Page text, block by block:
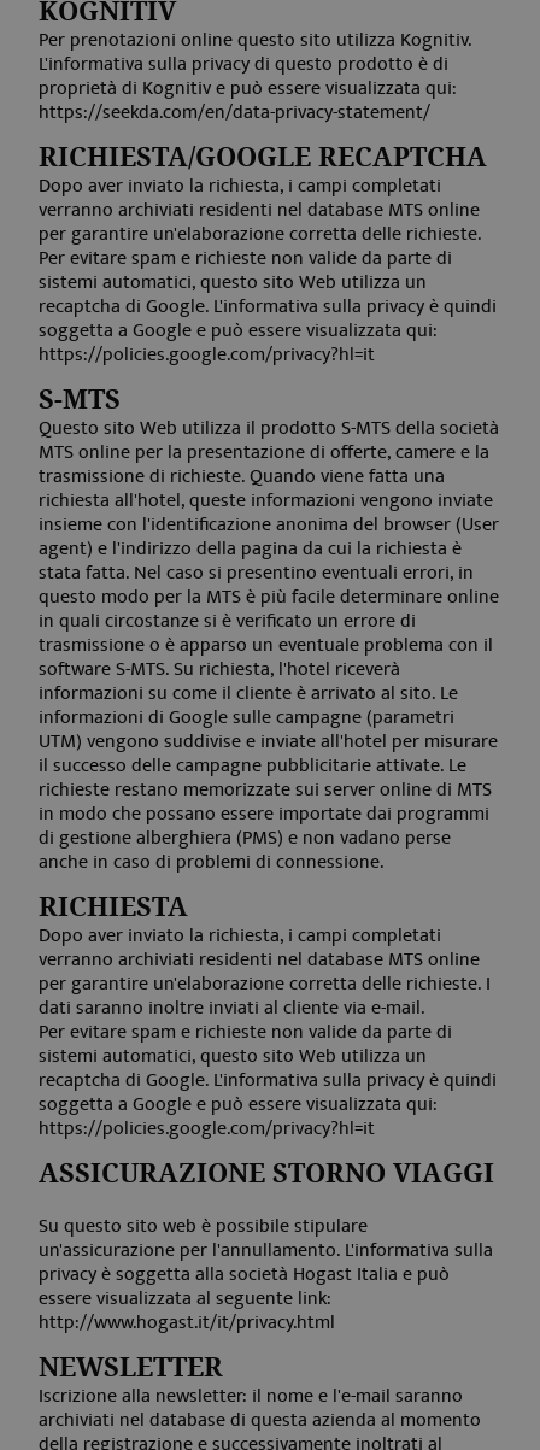
KOGNITIV
Per prenotazioni online questo sito utilizza Kognitiv.
L'informativa sulla privacy di questo prodotto è di
proprietà di Kognitiv e può essere visualizzata qui:
https://seekda.com/en/data-privacy-statement/
RICHIESTA/GOOGLE RECAPTCHA
Dopo aver inviato la richiesta, i campi completati
verranno archiviati residenti nel database MTS online
per garantire un'elaborazione corretta delle richieste.
Per evitare spam e richieste non valide da parte di
sistemi automatici, questo sito Web utilizza un
recaptcha di Google. L'informativa sulla privacy è quindi
soggetta a Google e può essere visualizzata qui:
https://policies.google.com/privacy?hl=it
S-MTS
Questo sito Web utilizza il prodotto S-MTS della società
MTS online per la presentazione di offerte, camere e la
trasmissione di richieste.Quando viene fatta una
richiesta all'hotel, queste informazioni vengono inviate
insieme con l'identificazione anonima del browser (User
agent) e l'indirizzo della pagina da cui la richiesta è
stata fatta. Nel caso si presentino eventuali errori, in
questo modo per la MTS è più facile determinare online
in quali circostanze si è verificato un errore di
trasmissione o è apparso un eventuale problema con il
software S-MTS. Su richiesta, l'hotel riceverà
informazioni su come il cliente è arrivato al sito. Le
informazioni di Google sulle campagne (parametri
UTM) vengono suddivise e inviate all'hotel per misurare
il successo delle campagne pubblicitarie attivate. Le
richieste restano memorizzate sui server online di MTS
in modo che possano essere importate dai programmi
di gestione alberghiera (PMS) e non vadano perse
anche in caso di problemi di connessione.
RICHIESTA
Dopo aver inviato la richiesta, i campi completati
verranno archiviati residenti nel database MTS online
per garantire un'elaborazione corretta delle richieste. I
dati saranno inoltre inviati al cliente via e-mail.
Per evitare spam e richieste non valide da parte di
sistemi automatici, questo sito Web utilizza un
recaptcha di Google. L'informativa sulla privacy è quindi
soggetta a Google e può essere visualizzata qui:
https://policies.google.com/privacy?hl=it
ASSICURAZIONE STORNO VIAGGI
Su questo sito web è possibile stipulare
un'assicurazione per l'annullamento. L'informativa sulla
privacy è soggetta alla società Hogast Italia e può
essere visualizzata al seguente link:
http://www.hogast.it/it/privacy.html
NEWSLETTER
Iscrizione alla newsletter: il nome e l'e-mail saranno
archiviati nel database di questa azienda al momento
frontend[language] www.aquabadcortina.it
www.aquabadcortina.it
frontend[PHPSESSID] www.aquabadcortina.it
Nome
Fornitore /
Scadenza
Google Privacy Policy